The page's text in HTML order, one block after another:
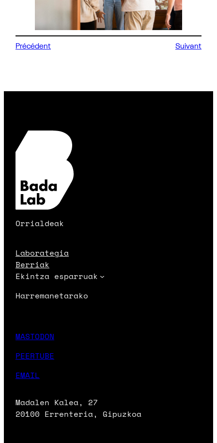
Précédent Suivant
Orrialdeak
Laborategia
Berriak
Ekintza esparruak
Harremanetarako
MASTODON
PEERTUBE
EMAIL
Madalen Kalea, 27
20100 Errenteria, Gipuzkoa